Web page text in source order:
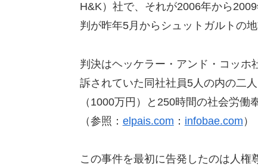
H&K）社で、それが2006年から
判が昨年5月からシュットガルトの
判決はヘッケラー・アンド・コッホ
訴されていた同社社員5人の内の二
（1000万円）と250時間の社会労働
（参照： elpais.com ： infobae.com ）
この事件を最初に告発したのは人